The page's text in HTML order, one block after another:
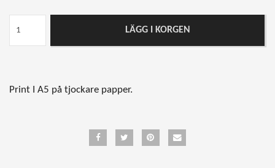
LÄGG I KORGEN
Print I A5 på tjockare papper.